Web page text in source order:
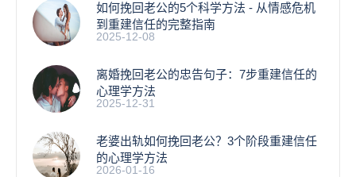
如何挽回老公的5个科学方法 - 从情感危机
到重建信任的完整指南
2025-12-08
离婚挽回老公的忠告句子：7步重建信任的
心理学方法
2025-12-31
老婆出轨如何挽回老公？3个阶段重建信任
的心理学方法
2026-01-16